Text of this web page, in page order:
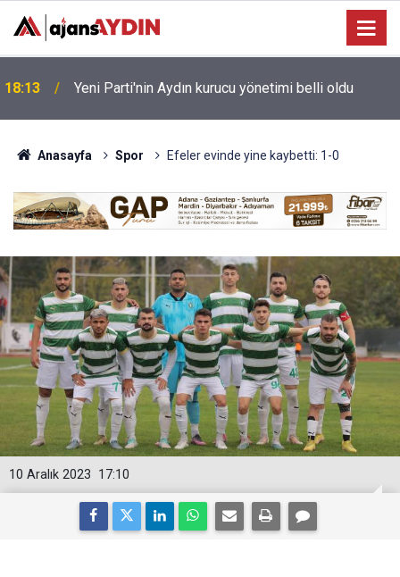
18:13 Yeni Parti'nin Aydın kurucu yönetimi belli oldu
Anasayfa Spor Efeler evinde yine kaybetti: 1-0
17:10
10 Aralık 2023